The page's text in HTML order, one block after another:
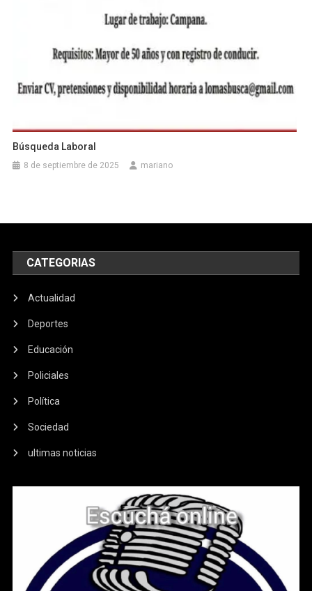
Búsqueda Laboral
8 de septiembre de 2025 mariano
CATEGORIAS
Actualidad
Deportes
Educación
Policiales
Política
Sociedad
ultimas noticias